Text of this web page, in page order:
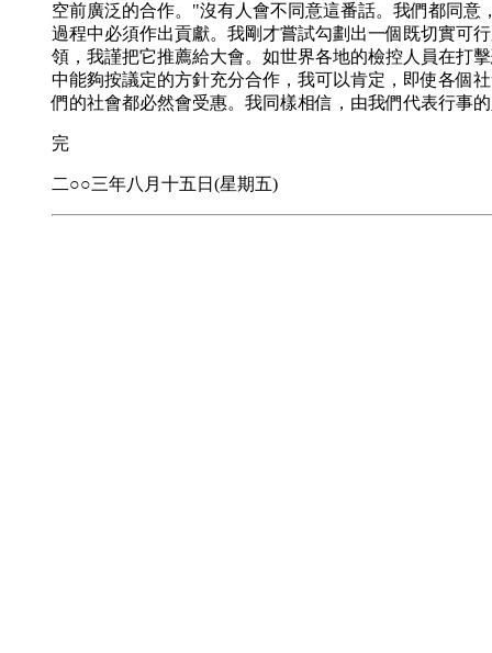
空前廣泛的合作。"沒有人會不同意這番話。我們都同意
過程中必須作出貢獻。我剛才嘗試勾劃出一個既切實可
領，我謹把它推薦給大會。如世界各地的檢控人員在打
中能夠按議定的方針充分合作，我可以肯定，即使各個
們的社會都必然會受惠。我同樣相信，由我們代表行事
完
二○○三年八月十五日(星期五)